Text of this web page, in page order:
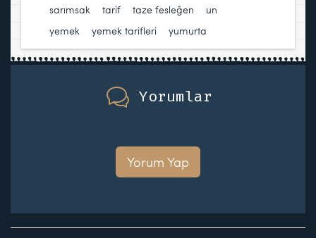
sarımsak
tarif taze fesleğen un
yemek
yemek tarifleri yumurta
Yorumlar
Yorum Yap